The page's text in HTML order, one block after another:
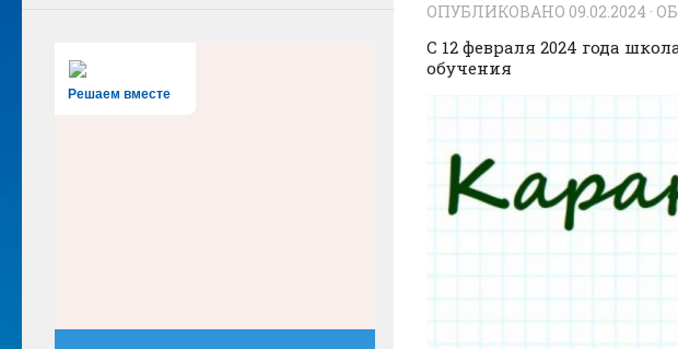
ОПУБЛИКОВАНО 09.02.2024 ·
С 12 февраля 2024 года
обучения
Решаем вместе